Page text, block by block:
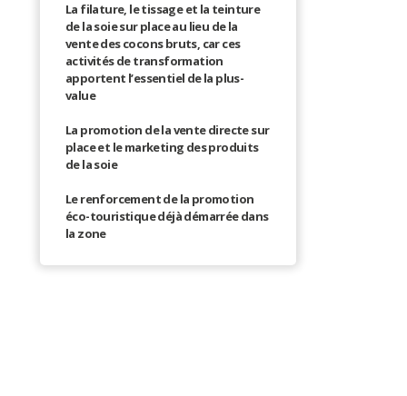
La filature, le tissage et la teinture
de la soie sur place au lieu de la
vente des cocons bruts, car ces
activités de transformation
apportent l’essentiel de la plus-
value
La promotion de la vente directe sur
place et le marketing des produits
de la soie
Le renforcement de la promotion
éco-touristique déjà démarrée dans
la zone